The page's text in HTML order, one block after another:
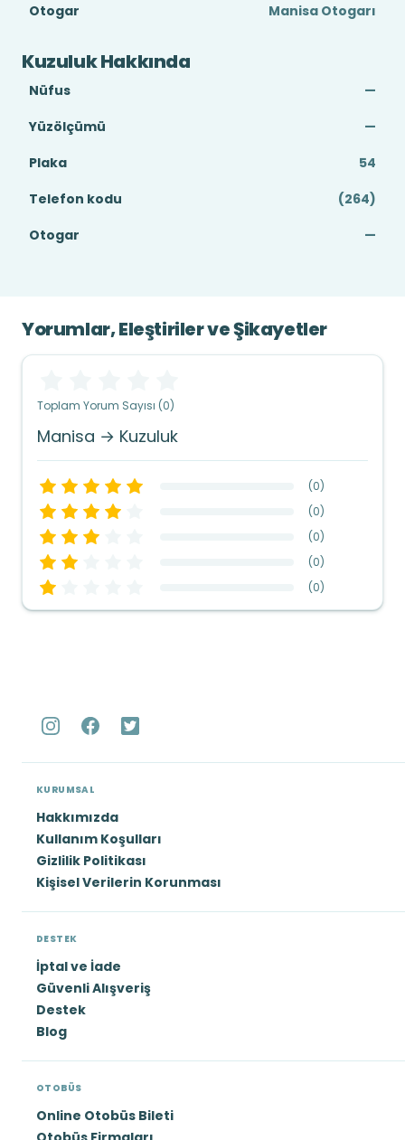
Otogar
Manisa Otogarı
Kuzuluk Hakkında
Nüfus
—
Yüzölçümü
—
Plaka
54
Telefon kodu
(264)
Otogar
—
Yorumlar, Eleştiriler ve Şikayetler
Toplam Yorum Sayısı (0)
Manisa → Kuzuluk
(0)
(0)
(0)
(0)
(0)
KURUMSAL
Hakkımızda
Kullanım Koşulları
Gizlilik Politikası
Kişisel Verilerin Korunması
DESTEK
İptal ve İade
Güvenli Alışveriş
Destek
Blog
OTOBÜS
Online Otobüs Bileti